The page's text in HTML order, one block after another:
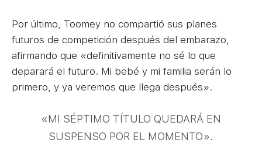
Por último, Toomey no compartió sus planes
futuros de competición después del embarazo,
afirmando que «definitivamente no sé lo que
deparará el futuro. Mi bebé y mi familia serán lo
primero, y ya veremos que llega después».
«MI SÉPTIMO TÍTULO QUEDARÁ EN
SUSPENSO POR EL MOMENTO».